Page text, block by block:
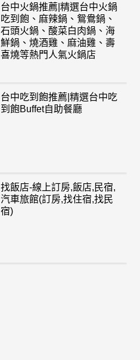
台中火鍋推薦|精選台中火鍋
吃到飽、麻辣鍋、鴛鴦鍋、
石頭火鍋、酸菜白肉鍋、海
鮮鍋、燒酒雞、麻油雞、壽
喜燒等熱門人氣火鍋店
台中吃到飽推薦|精選台中吃
到飽Buffet自助餐廳
找飯店-線上訂房,飯店,民宿,
汽車旅館(訂房,找住宿,找民
宿)